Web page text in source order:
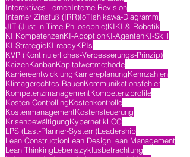
Interaktives LernenInterne Revision
Interner Zinsfuß (IRR)IoTIshikawa-Diagramm
JIT (Just-in Time-Philosophie)KIKI & Robotik
KI KompetenzenKI-AdoptionKI-AgentenKI-Skill
KI-StrategieKI-readyKPIs
KVP (Kontinuierliches-Verbesserungs-Prinzip)
KaizenKanbanKapitalwertmethode
KarriereentwicklungKarriereplanungKennzahlen
Klimagerechtes BauenKommunikationsfehler
KompetenzmanagementKompetenzprofile
Kosten-ControllingKostenkontrolle
KostenmanagementKostensteuerung
KrisenbewältigungKybernetikLCC
LPS (Last-Planner-System)Leadership
Lean ConstructionLean DesignLean Management
Lean ThinkingLebenszyklusbetrachtung